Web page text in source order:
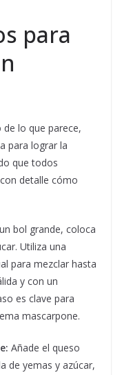
para
lo que parece,
para lograr la
que todos
detalle cómo
bol grande, coloca
Utiliza una
para mezclar hasta
y con un
es clave para
mascarpone.
Añade el queso
de yemas y azúcar,